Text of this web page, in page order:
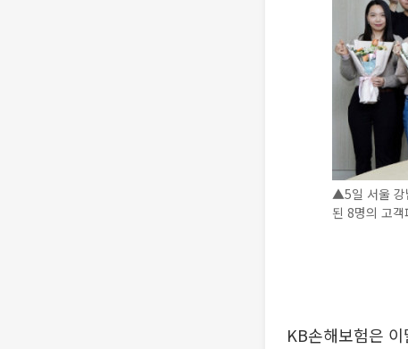
▲5일 서울 강
된 8명의 고
KB손해보험은